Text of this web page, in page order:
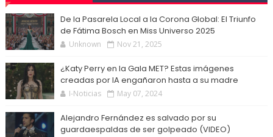
De la Pasarela Local a la Corona Global: El Triunfo
de Fátima Bosch en Miss Universo 2025
Unknown Nov 21, 2025
¿Katy Perry en la Gala MET? Estas imágenes
creadas por IA engañaron hasta a su madre
I-Noticias May 07, 2024
Alejandro Fernández es salvado por su
guardaespaldas de ser golpeado (VIDEO)